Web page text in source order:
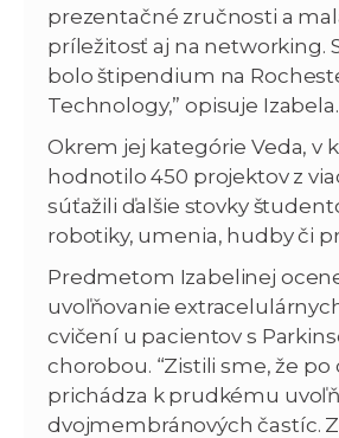
prezentačné zručnosti a
príležitosť aj na networking.
bolo štipendium na
Technology,” opisuje Izabela.
Okrem jej kategórie Veda, v
hodnotilo 450 projektov z
súťažili ďalšie stovky
robotiky, umenia, hudby či
Predmetom Izabelinej
uvoľňovanie
cvičení u pacientov s
chorobou. “Zistili sme, že po
prichádza k prudkému
dvojmembránových častíc.